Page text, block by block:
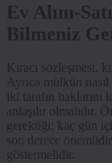
Ev Alım-
Bilmeniz
Kiracı sözleşmesi,
Ayrıca mülkün
iki tarafın
anlaşılır olmalıdır.
gerektiği; kaç gün
son derece
göstermelidir.